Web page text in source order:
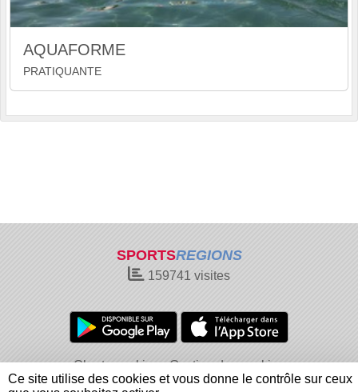
AQUAFORME
PRATIQUANTE
SPORTSREGIONS
159741 visites
Charte cookies
Gestion des cookies
Informations légales
Signaler un contenu inapproprié
Ce site utilise des cookies et vous donne le contrôle sur ceux